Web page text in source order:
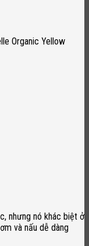
Organic Yellow
nhưng nó khác biệt ở
và nấu dễ dàng